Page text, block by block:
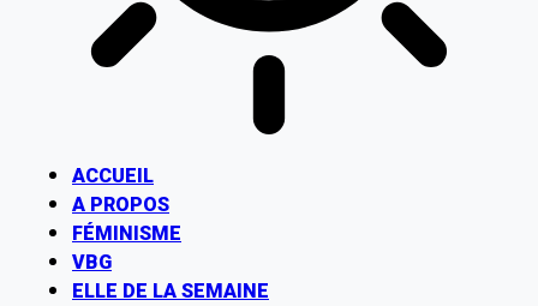
ACCUEIL
A PROPOS
FÉMINISME
VBG
ELLE DE LA SEMAINE